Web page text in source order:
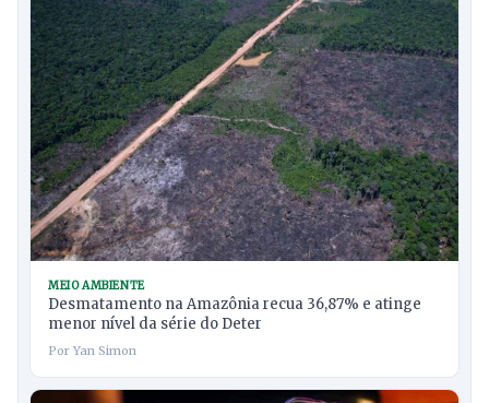
MEIO AMBIENTE
Desmatamento na Amazônia recua 36,87% e atinge
menor nível da série do Deter
Por Yan Simon